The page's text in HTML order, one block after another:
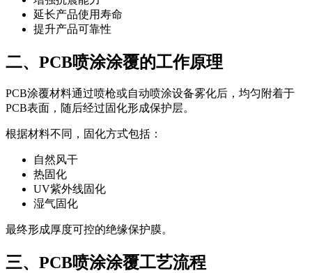
延长产品使用寿命
提升产品可靠性
二、PCB喷涂涂覆的工作原理
PCB涂覆材料通过喷枪或自动喷涂设备雾化后，均匀附着于
PCB表面，随后经过固化形成保护层。
根据材料不同，固化方式包括：
自然风干
热固化
UV紫外线固化
湿气固化
最终形成厚度可控的绝缘保护膜。
三、PCB喷涂涂覆工艺流程